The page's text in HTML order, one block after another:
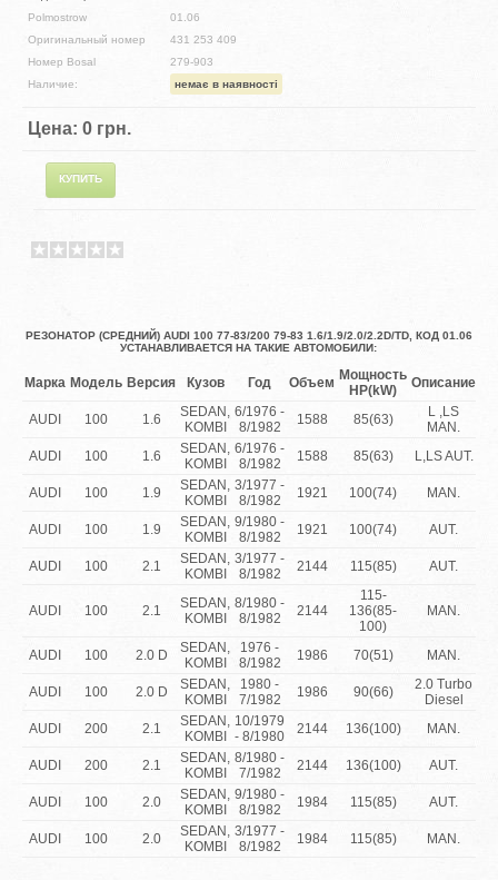
Polmostrow
01.06
Оригинальный номер
431 253 409
Номер Bosal
279-903
Наличие:
немає в наявності
Цена:0 грн.
РЕЗОНАТОР (СРЕДНИЙ) AUDI 100 77-83/200 79-83 1.6/1.9/2.0/2.2D/TD, КОД 01.06
УСТАНАВЛИВАЕТСЯ НА ТАКИЕ АВТОМОБИЛИ:
Марка Модель Версия Кузов Год Объем Мощность
HP(kW)
Описание
AUDI 100 1.6
SEDAN,
KOMBI
6/1976 -
8/1982
1588 85(63)
L ,LS
MAN.
AUDI
100 1.6
SEDAN,
KOMBI
6/1976 -
8/1982
1588 85(63) L,LS AUT.
AUDI 100 1.9
SEDAN,
KOMBI
3/1977 -
8/1982
1921 100(74) MAN.
AUDI 100 1.9
SEDAN,
KOMBI
9/1980 -
8/1982
1921 100(74) AUT.
AUDI 100 2.1
SEDAN,
KOMBI
3/1977 -
8/1982
2144 115(85) AUT.
AUDI 100 2.1
SEDAN,
KOMBI
8/1980 -
8/1982
2144
115-
136(85-
100)
MAN.
AUDI 100 2.0 D
SEDAN,
KOMBI
1976 -
8/1982
1986 70(51) MAN.
AUDI 100 2.0 D
SEDAN,
KOMBI
1980 -
7/1982
1986 90(66)
2.0 Turbo
Diesel
AUDI
200 2.1
SEDAN,
KOMBI
10/1979
- 8/1980
2144 136(100) MAN.
AUDI 200 2.1
SEDAN,
KOMBI
8/1980 -
7/1982
2144 136(100) AUT.
AUDI 100 2.0
SEDAN,
KOMBI
9/1980 -
8/1982
1984 115(85) AUT.
AUDI 100 2.0
SEDAN,
KOMBI
3/1977 -
8/1982
1984 115(85) MAN.